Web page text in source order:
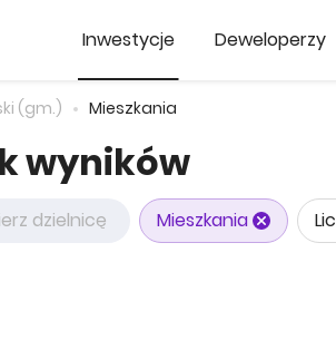
Inwestycje Deweloperzy
(gm.) Mieszkania
wyników
dzielnicę Mieszkania